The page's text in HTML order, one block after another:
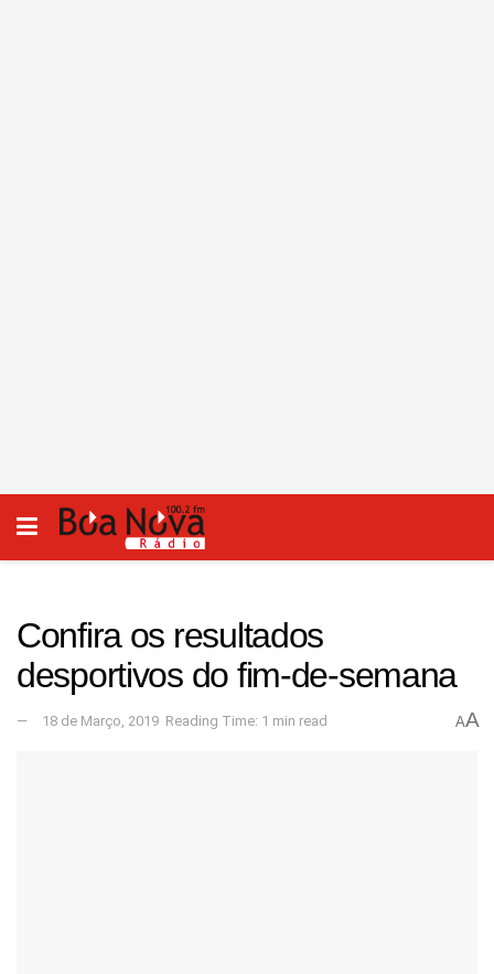
Confira os resultados
desportivos do fim-de-semana
18 de Março, 2019 Reading Time: 1 min read AA